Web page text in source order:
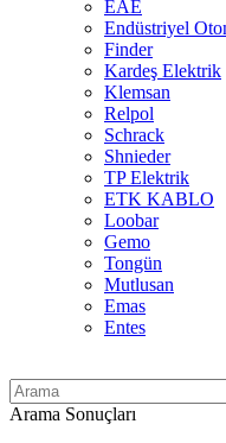
EAE
Endüstriyel
Finder
Kardeş Elektrik
Klemsan
Relpol
Schrack
Shnieder
TP Elektrik
ETK KABLO
Loobar
Gemo
Tongün
Mutlusan
Emas
Entes
Arama Sonuçları